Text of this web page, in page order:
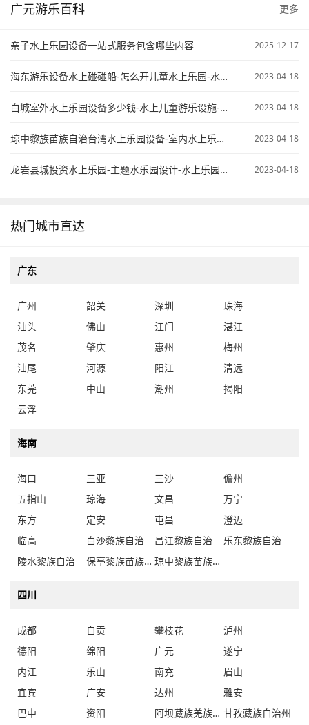
广元游乐百科 更多
亲子水上乐园设备一站式服务包含哪些内容 2025-12-17
海东游乐设备水上碰碰船-怎么开儿童水上乐园-水上乐园项目计划书 2023-04-18
白城室外水上乐园设备多少钱-水上儿童游乐设施-开个水上乐园怎么样 2023-04-18
琼中黎族苗族自治台湾水上乐园设备-室内水上乐园需要投资多少钱-大型水上乐园设备公司 2023-04-18
龙岩县城投资水上乐园-主题水乐园设计-水上乐园配套设备 2023-04-18
热门城市直达
广东
广州 韶关 深圳
珠海
汕头
佛山 江门
湛江
茂名
肇庆 惠州
梅州
汕尾
河源 阳江
清远
东莞
中山 潮州
揭阳
云浮
海南
海口 三亚 三沙
儋州
五指山
琼海 文昌
万宁
东方
定安 屯昌
澄迈
临高
白沙黎族自治 昌江黎族自治
乐东黎族自治
陵水黎族自治
保亭黎族苗族自治 琼中黎族苗族自治
四川
成都 自贡 攀枝花
泸州
德阳
绵阳 广元
遂宁
内江
乐山 南充
眉山
宜宾
广安 达州
雅安
巴中
资阳 阿坝藏族羌族自治州 甘孜藏族自治州